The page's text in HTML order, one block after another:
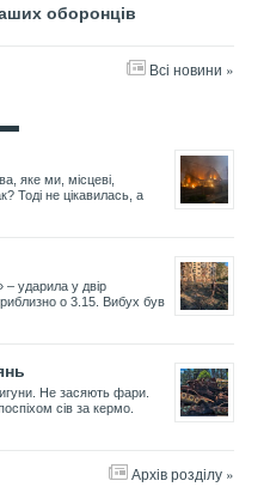
оборонців
Всі новини »
яке ми, місцеві,
Тоді не цікавилась, а
– ударила у двір
о 3.15. Вибух був
Не засяють фари.
сів за кермо.
Архів розділу »